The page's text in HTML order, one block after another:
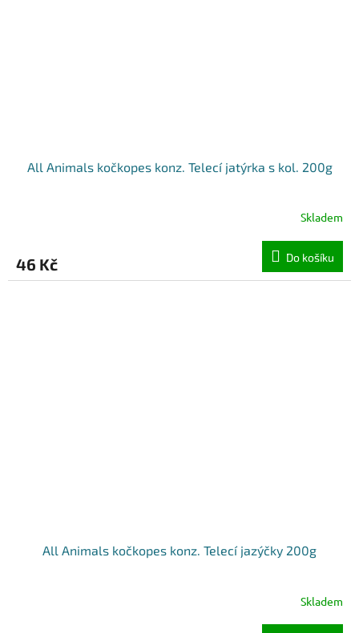
All Animals kočkopes konz. Telecí jatýrka s kol. 200g
Skladem
46 Kč Do košíku
All Animals kočkopes konz. Telecí jazýčky 200g
Skladem